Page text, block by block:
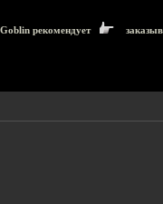
Goblin рекомендует